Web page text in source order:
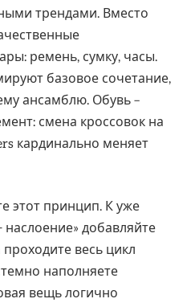
трендами. Вместо
ремень, сумку, часы.
базовое сочетание,
ансамблю. Обувь –
смена кроссовок на
кардинально меняет
этот принцип. К уже
наслоение» добавляйте
весь цикл
наполняете
вещь логично